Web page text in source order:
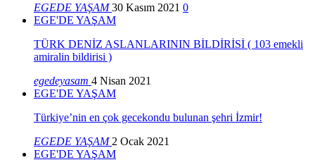
EGEDE YAŞAM30 Kasım 2021 0
EGE'DE YAŞAM
TÜRK DENİZ ASLANLARININ BİLDİRİSİ ( 103 emekli
amiralin bildirisi )
egedeyasam 4 Nisan 2021
EGE'DE YAŞAM
Türkiye’nin en çok gecekondu bulunan şehri İzmir!
EGEDE YAŞAM 2 Ocak 2021
EGE'DE YAŞAM